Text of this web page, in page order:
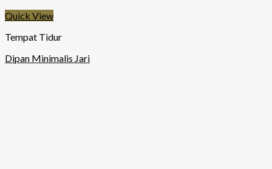
Quick View
Tempat Tidur
Dipan Minimalis Jari